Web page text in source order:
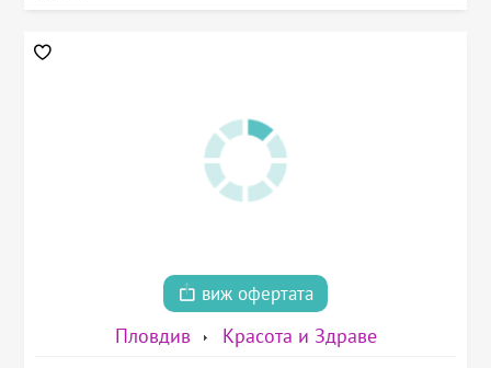
виж офертата
Пловдив Красота и Здраве